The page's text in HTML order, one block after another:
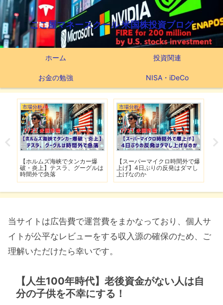
ここ屋マネースクール 米国株投資ブログ
ホーム 投資関連
お金の勉強 NISA・iDeCo
市場分析
【ホルムズ海峡でタンカー爆
破・炎上】テスラ、グーグルは
時間外で急落
市場分析
【スーパーマイクロ時間外で爆
上げ】4日ぶりの反発はダマし
上げなのか
当サイトは広告費で運営費をまかなっており、個人サ
イトが公平なレビューをする収入源の確保のため、ご
理解いただけたら幸いです。
【人生100年時代】老後資金がない人は自
分の子供を不幸にする！